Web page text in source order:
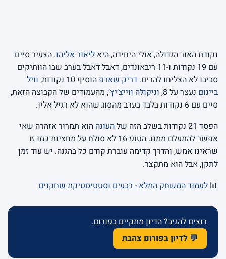
נקודת האור הגדולה, אולי היחידה, היא ליאור אליהו. הצעיר סיים
עם 19 נקודות ו-11 ריבאונדים, דאבל דאבל בערב שבו הוותיקים
סביבו לא הצליחו להרים. דריק שארפ הוסיף 10 נקודות,
וויל
ביינום נעצר על 8, ו ניקולה ווייצ’יץ’, מהעמודים של הקבוצה הזאת,
סיים עם 6 נקודות בלבד בערב מהסוג שהוא לא רגיל אליו.
הפסד 21 נקודות בשלב הזה של
העונה הוא תמרור אזהרה שאי
אפשר להתעלם ממנו. הטופ 16 לא סולח על מחציות כמו זו
שראינו אמש, והדרך קדימה עוברת קודם כל בהגנה. יש עוד זמן
לתקן, אבל הוא מתקצר.
📊 לעמוד המשחק המלא - רבעים וסטטיסטיקת שחקנים
רוצים להגיב? הדיון מתקיים בפורום.
💬 לדיון בפורום צהבת